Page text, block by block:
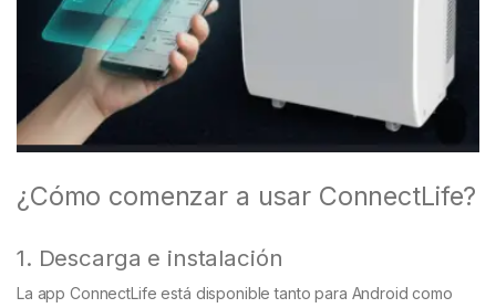
¿Cómo comenzar a usar ConnectLife?
1. Descarga e instalación
La app ConnectLife está disponible tanto para Android como